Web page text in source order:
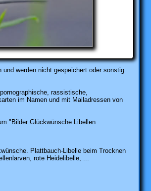
werden nicht gespeichert oder sonstig
rassistische,
im Namen und mit Mailadressen von
"Bilder Glückwünsche Libellen
Plattbauch-Libelle beim Trocknen
rote Heidelibelle, ...